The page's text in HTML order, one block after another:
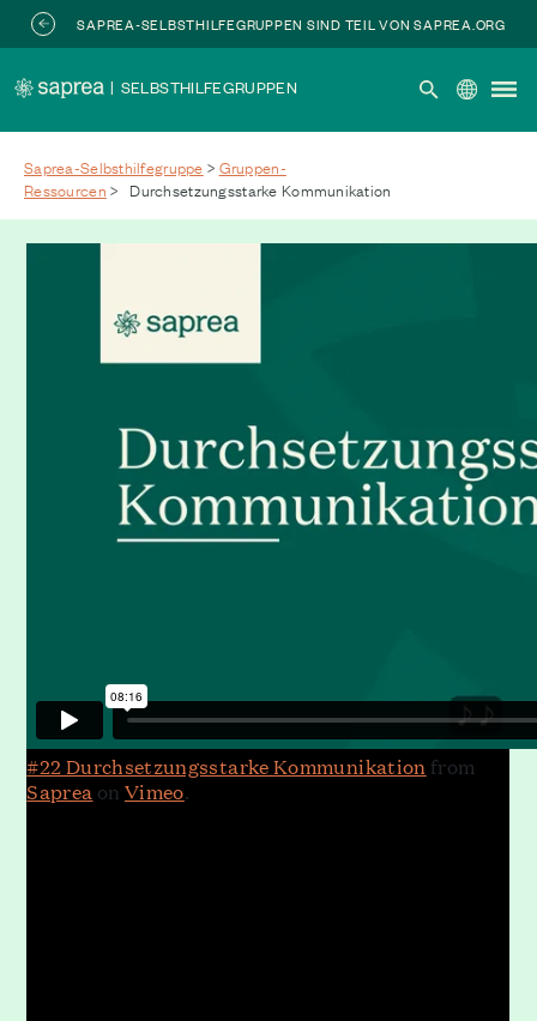
Zum Hauptinhalt springen
SAPREA-SELBSTHILFEGRUPPEN SIND TEIL VON SAPREA.ORG
| SELBSTHILFEGRUPPEN
Saprea-Selbsthilfegruppe > Gruppen-
Ressourcen > Durchsetzungsstarke Kommunikation
#22 Durchsetzungsstarke Kommunikation from
Saprea on Vimeo.